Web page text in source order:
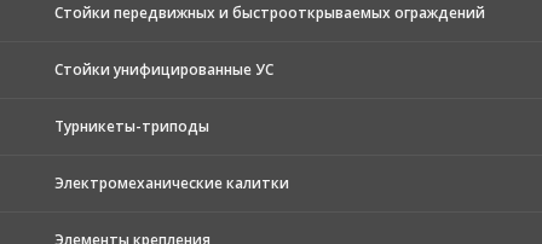
Стойки передвижных и быстрооткрываемых ограждений
Стойки унифицированные УС
Турникеты-триподы
Электромеханические калитки
Элементы крепления